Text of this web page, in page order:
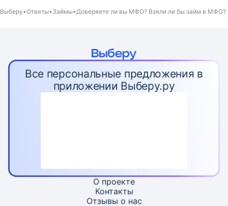
Выберу Ответы Займы Доверяете ли вы МФО? Взяли ли бы займ в МФО?
Все персональные предложения в
приложении Выберу.ру
О проекте
Контакты
Отзывы о нас